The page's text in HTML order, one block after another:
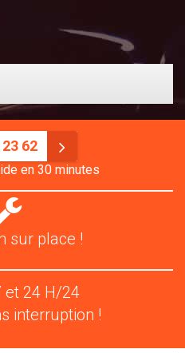
62
en 30 minutes
Réparation
pneus
sur place !
24 H/24
interruption !